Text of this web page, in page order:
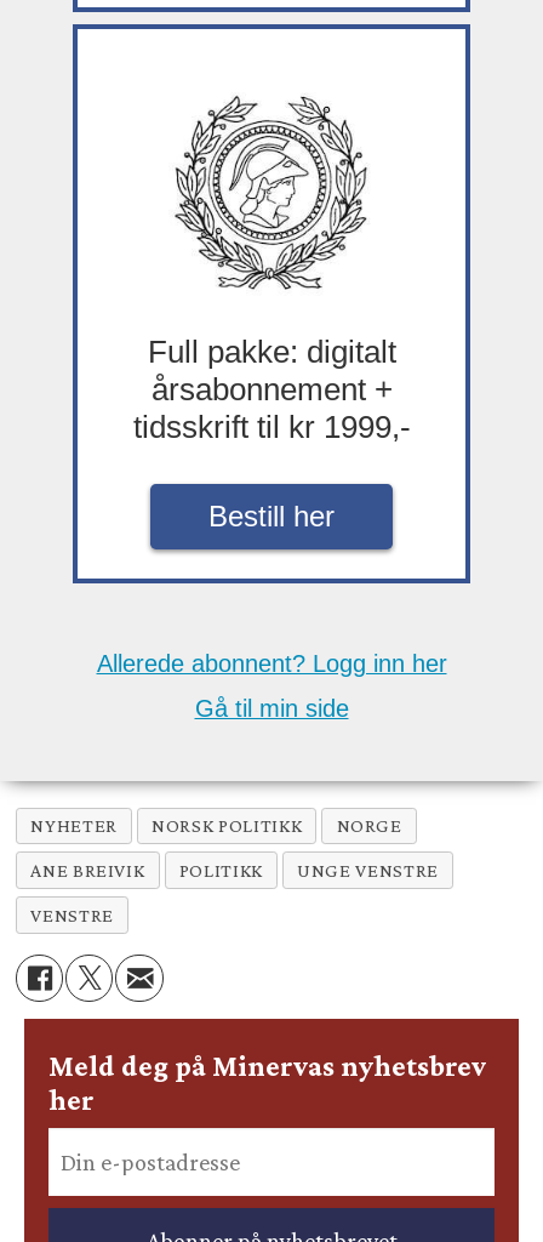
Full pakke: digitalt
årsabonnement +
tidsskrift til kr 1999,-
Bestill her
Allerede abonnent? Logg inn her
Gå til min side
NYHETER NORSK POLITIKK NORGE
ANE BREIVIK POLITIKK UNGE VENSTRE
VENSTRE
Meld deg på Minervas nyhetsbrev
her